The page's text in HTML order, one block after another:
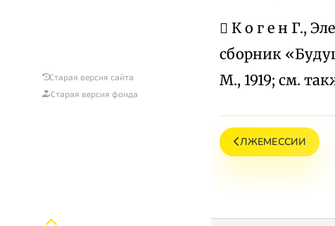
Старая версия сайта
Старая версия фонда
 К о г е н Г.,
сборник
М., 1919; см.
ЛЖЕМЕССИИ